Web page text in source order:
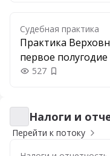
Судебная практика
Практика
первое полугодие
527 Добавить в
Налоги и отчетность
Налоги и
Перейти к потоку